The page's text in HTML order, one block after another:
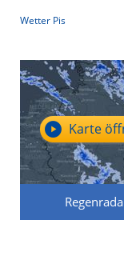
Wetter Pis
Karte